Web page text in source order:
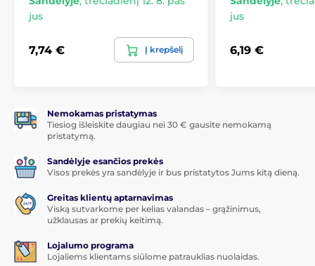
jus
7,74 € Į krepšelį
jus
6,19 €
Nemokamas pristatymas
Tiesiog išleiskite daugiau nei 30 € gausite nemokamą
pristatymą.
Sandėlyje esančios prekės
Visos prekės yra sandėlyje ir bus pristatytos Jums kitą dieną.
Greitas klientų aptarnavimas
Viską sutvarkome per kelias valandas – grąžinimus,
užklausas ar prekių keitimą.
Lojalumo programa
Lojaliems klientams siūlome patrauklias nuolaidas.